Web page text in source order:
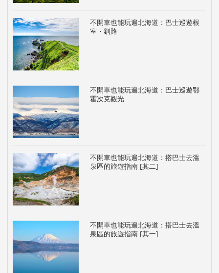
不開車也能玩遍北海道：巴士巡遊根
室・釧路
不開車也能玩遍北海道：巴士巡遊鄂
霍次克觀光
不開車也能玩遍北海道：搭巴士去溫
泉區的旅遊指南 [其二]
不開車也能玩遍北海道：搭巴士去溫
泉區的旅遊指南 [其一]